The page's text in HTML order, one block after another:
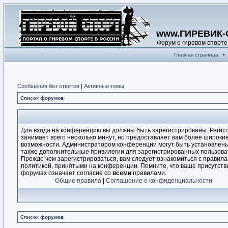
Форум о гиревом спорте
Главная страница •
Сообщения без ответов | Активные темы
Список форумов
Для входа на конференцию вы должны быть зарегистрированы.
занимает всего несколько минут, но предоставляет вам более
возможности. Администратором конференции могут быть
также дополнительные привилегии для зарегистрированных
Прежде чем зарегистрироваться, вам следует ознакомиться с
политикой, принятыми на конференции. Помните, что ваше
форумах означает согласие со всеми правилами.
Общие правила
Соглашение о конфиденциальности
Список форумов